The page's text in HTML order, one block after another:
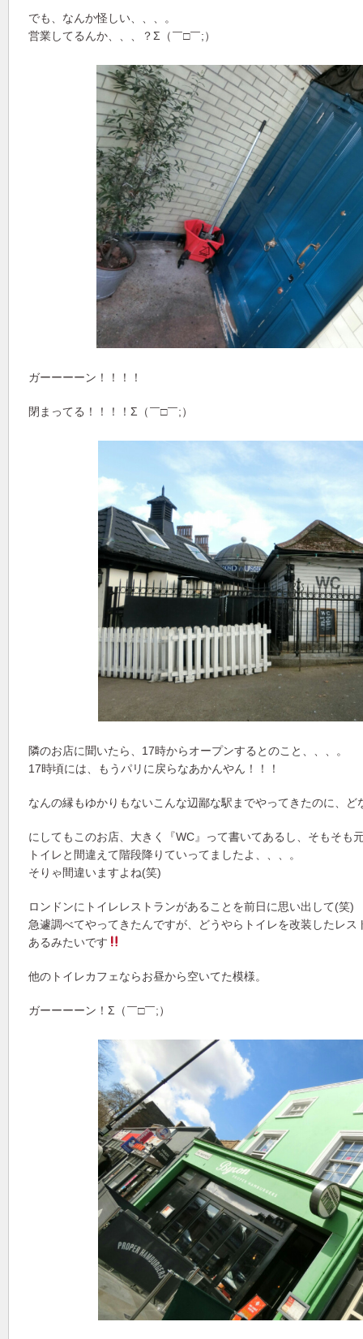
でも、なんか怪しい、、、。
営業してるんか、、、？Σ（￣□￣;）
ガーーーーン！！！！
閉まってる！！！！Σ（￣□￣;）
隣のお店に聞いたら、17時からオープンするとのこと、、、。
17時頃には、もうパリに戻らなあかんやん！！！
なんの縁もゆかりもないこんな辺鄙な駅までやってきたのに、
にしてもこのお店、大きく『WC』って書いてあるし、そもそも
トイレと間違えて階段降りていってましたよ、、、。
そりゃ間違いますよね(笑)
ロンドンにトイレレストランがあることを前日に思い出して(笑)
急遽調べてやってきたんですが、どうやらトイレを改装したレ
あるみたいです
他のトイレカフェならお昼から空いてた模様。
ガーーーーン！Σ（￣□￣;）